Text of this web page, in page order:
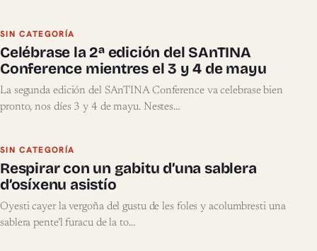
SIN CATEGORÍA
Celébrase la 2ª edición del SAnTINA
Conference mientres el 3 y 4 de mayu
La segunda edición del SAnTINA Conference va celebrase bien
pronto, nos díes 3 y 4 de mayu. Nestes…
SIN CATEGORÍA
Respirar con un gabitu d’una sablera
d’osíxenu asistío
Oyesti cayer la vergoña del gustu de les foles y acolumbresti una
sablera pente’l furacu de la to…